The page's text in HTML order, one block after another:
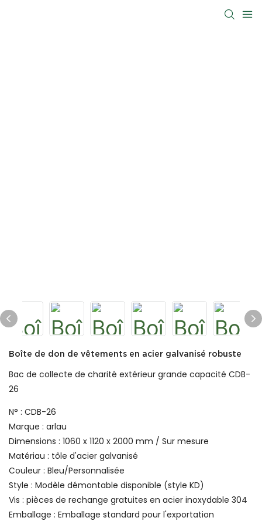
Boîte de don de vêtements en acier galvanisé robuste
Bac de collecte de charité extérieur grande capacité CDB-
26
N° : CDB-26
Marque : arlau
Dimensions : 1060 x 1120 x 2000 mm / Sur mesure
Matériau : tôle d'acier galvanisé
Couleur : Bleu/Personnalisée
Style : Modèle démontable disponible (style KD)
Vis : pièces de rechange gratuites en acier inoxydable 304
Emballage : Emballage standard pour l'exportation